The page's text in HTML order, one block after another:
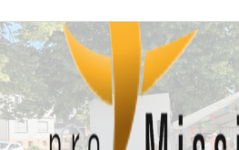
Inhalt
springen